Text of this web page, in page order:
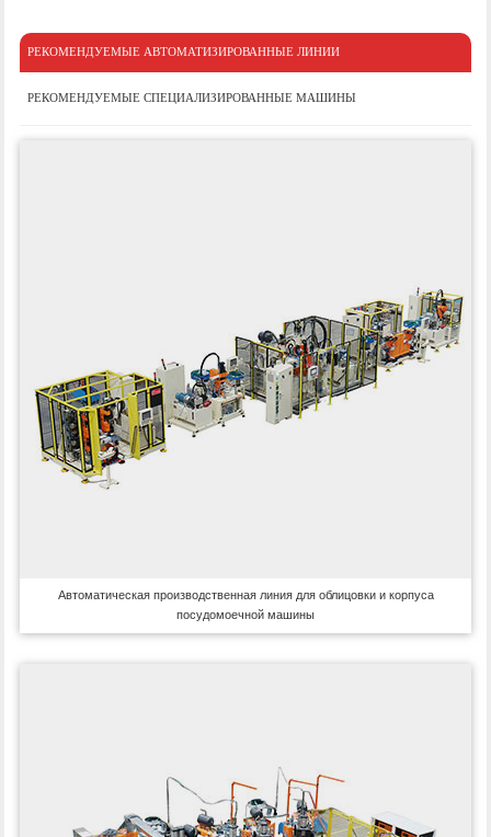
РЕКОМЕНДУЕМЫЕ АВТОМАТИЗИРОВАННЫЕ ЛИНИИ
РЕКОМЕНДУЕМЫЕ СПЕЦИАЛИЗИРОВАННЫЕ МАШИНЫ
Автоматическая производственная линия для облицовки и корпуса
посудомоечной машины